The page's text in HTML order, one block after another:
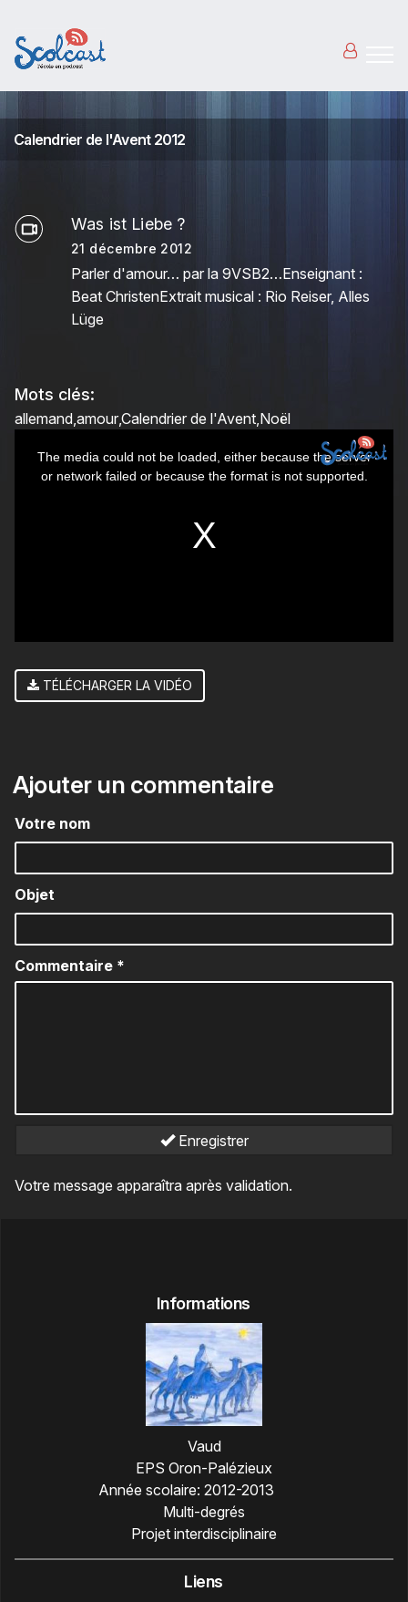
Calendrier de l'Avent 2012
Was ist Liebe ?
21 décembre 2012
Parler d'amour… par la 9VSB2…Enseignant :
Beat ChristenExtrait musical : Rio Reiser, Alles
Lüge
Mots clés:
allemand amourCalendrier de l'Avent Noël
The media could not be loaded, either because the server
or network failed or because the format is not supported.
TÉLÉCHARGER LA VIDÉO
Ajouter un commentaire
Votre nom
Objet
Commentaire *
Enregistrer
Votre message apparaîtra après validation.
Informations
Vaud
EPS Oron-Palézieux
Année scolaire: 2012-2013
Multi-degrés
Projet interdisciplinaire
Liens